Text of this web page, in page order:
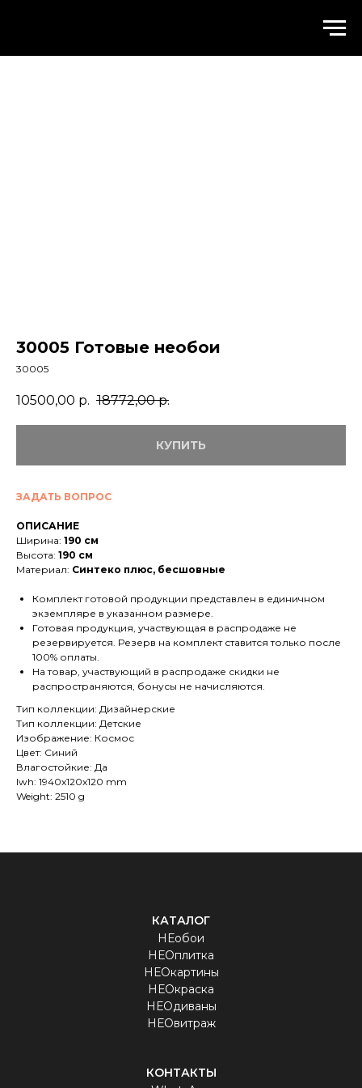
30005 Готовые необои
30005
10500,00 р. 18772,00 р.
КУПИТЬ
ЗАДАТЬ ВОПРОС
ОПИСАНИЕ
Ширина: 190 см
Высота: 190 см
Материал: Синтеко плюс, бесшовные
Комплект готовой продукции представлен в единичном
экземпляре в указанном размере.
Готовая продукция, участвующая в распродаже не
резервируется. Резерв на комплект ставится только после
100% оплаты.
На товар, участвующий в распродаже скидки не
распространяются, бонусы не начисляются.
Тип коллекции: Дизайнерские
Тип коллекции: Детские
Изображение: Космос
Цвет: Синий
Влагостойкие: Да
lwh: 1940x120x120 mm
Weight: 2510 g
КАТАЛОГ
НЕобои
НЕОплитка
НЕОкартины
НЕОкраска
НЕОдиваны
НЕОвитраж
КОНТАКТЫ